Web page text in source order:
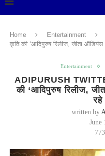
Home Entertainment
कृति की ‘आदिपुरुष रिलीज, जीता
Entertainment
ADIPURUSH
की ‘आदिपुरुष रिलीज,
written by
June
773